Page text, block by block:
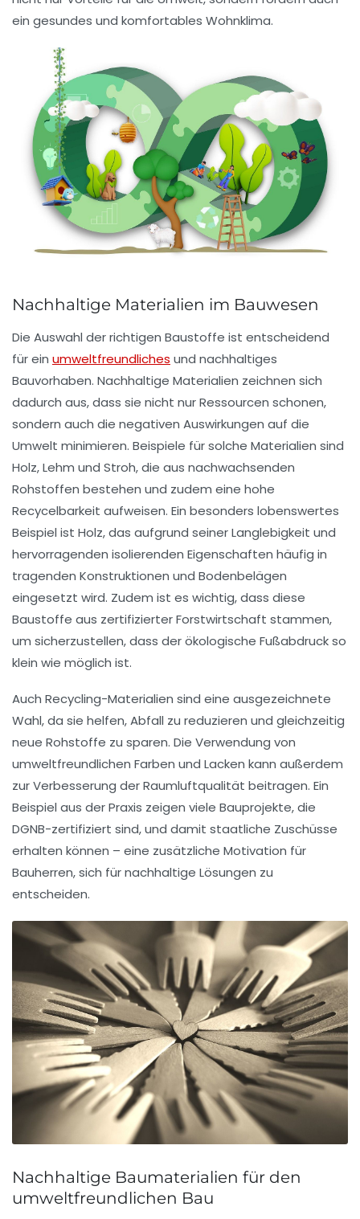
ein gesundes und komfortables Wohnklima.
Nachhaltige Materialien im Bauwesen
Die Auswahl der richtigen Baustoffe ist entscheidend
für ein umweltfreundliches und nachhaltiges
Bauvorhaben. Nachhaltige Materialien zeichnen sich
dadurch aus, dass sie nicht nur Ressourcen schonen,
sondern auch die negativen Auswirkungen auf die
Umwelt minimieren. Beispiele für solche Materialien sind
Holz,Lehm und Stroh, die aus nachwachsenden
Rohstoffen bestehen und zudem eine hohe
Recycelbarkeit aufweisen. Ein besonders lobenswertes
Beispiel ist Holz, das aufgrund seiner Langlebigkeit und
hervorragenden isolierenden Eigenschaften häufig in
tragenden Konstruktionen und Bodenbelägen
eingesetzt wird. Zudem ist es wichtig, dass diese
Baustoffe aus zertifizierter Forstwirtschaft stammen,
um sicherzustellen, dass derökologische Fußabdruckso
klein wie möglich ist.
Auch Recycling-Materialien sind eine ausgezeichnete
Wahl, da sie helfen, Abfall zu reduzieren und gleichzeitig
neue Rohstoffe zu sparen. Die Verwendung von
umweltfreundlichen Farben und Lacken kann außerdem
zur Verbesserung derRaumluftqualität beitragen. Ein
Beispiel aus der Praxis zeigen viele Bauprojekte, die
DGNB-zertifiziert sind, und damit staatliche Zuschüsse
erhalten können – eine zusätzliche Motivation für
Bauherren, sich für nachhaltige Lösungen zu
entscheiden.
Nachhaltige Baumaterialien für den
umweltfreundlichen Bau